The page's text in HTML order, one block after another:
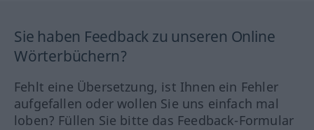
Sie haben Feedback zu unseren Online
Wörterbüchern?
Fehlt eine Übersetzung, ist Ihnen ein Fehler
aufgefallen oder wollen Sie uns einfach mal
loben? Füllen Sie bitte das Feedback-Formular